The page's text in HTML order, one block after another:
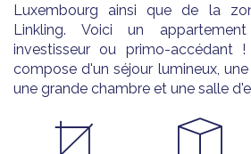
Luxembourg ainsi que de la
Linkling. Voici un
investisseur ou primo-accédant
compose d'un séjour lumineux,
une grande chambre et une salle